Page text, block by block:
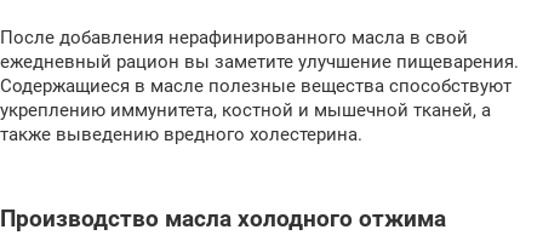
После добавления нерафинированного масла в свой
ежедневный рацион вы заметите улучшение пищеварения.
Содержащиеся в масле полезные вещества способствуют
укреплению иммунитета, костной и мышечной тканей, а
также выведению вредного холестерина.
Производство масла холодного отжима